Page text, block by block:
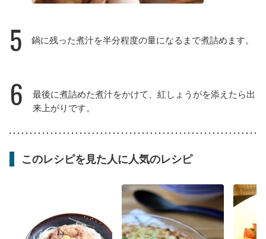
5 鍋に残った煮汁を半分程度の量になるまで煮詰めます。
6
最後に煮詰めた煮汁をかけて、紅しょうがを添えたら出
来上がりです。
このレシピを見た人に人気のレシピ